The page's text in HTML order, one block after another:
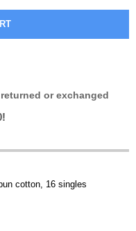
or exchanged
cotton, 16 singles